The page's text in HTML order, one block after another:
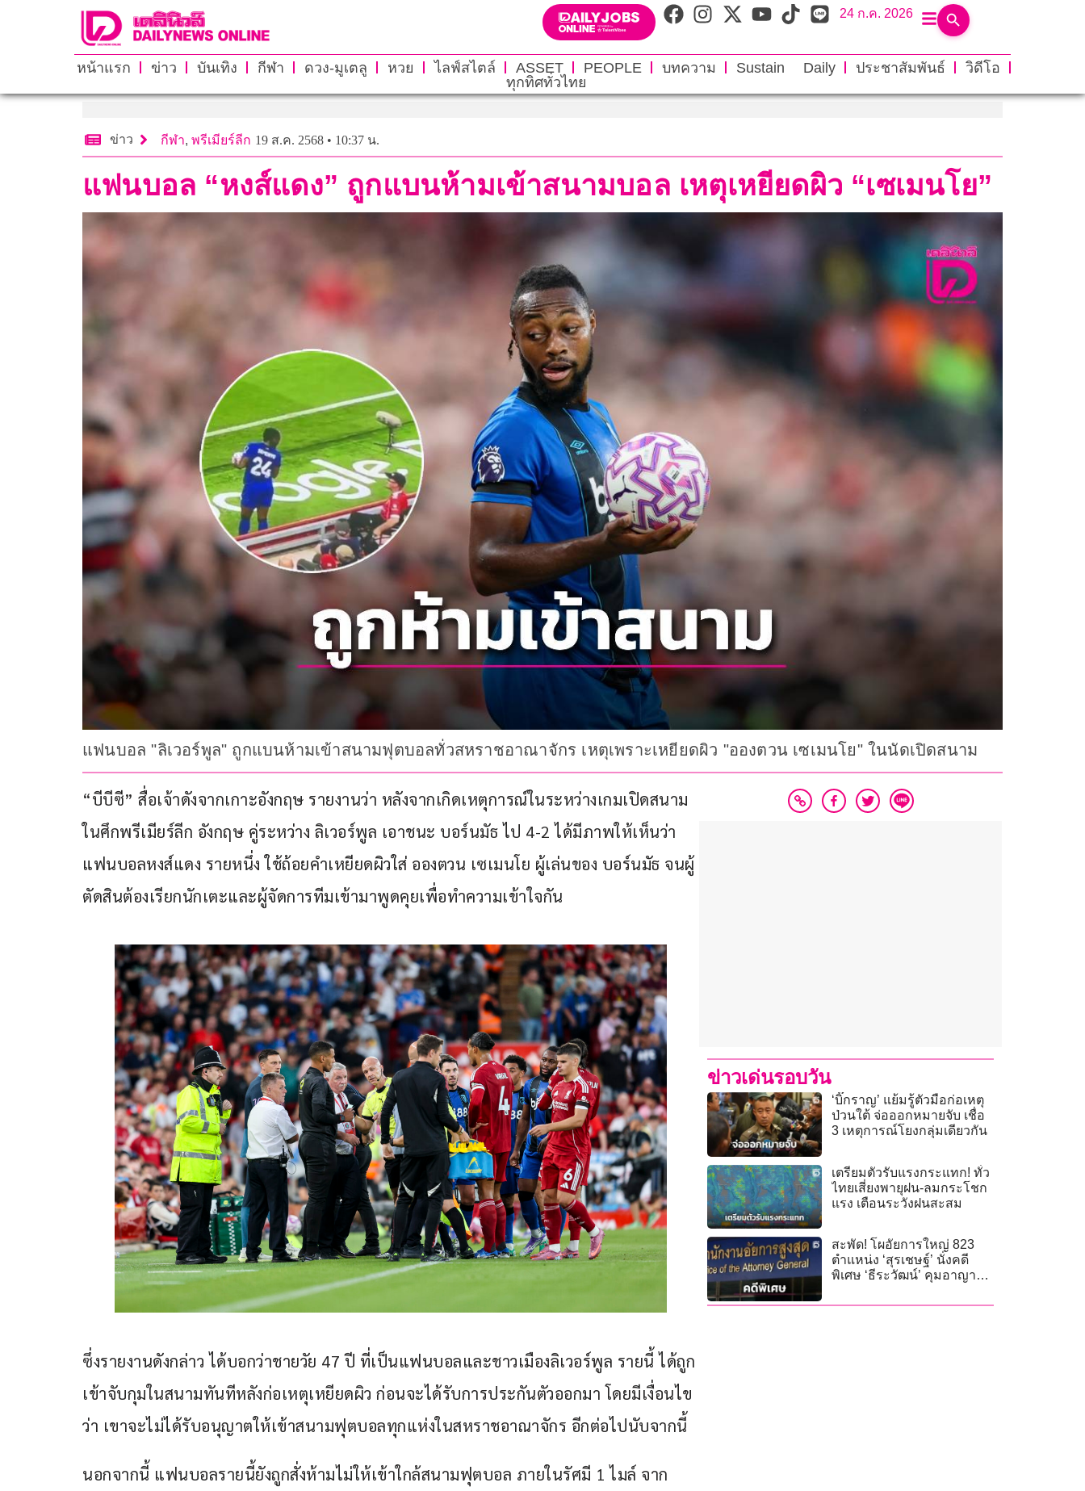
24 ก.ค. 2026
หน้าแรก ข่าว บันเทิง กีฬา ดวง-มูเตลู หวย ไลฟ์สไตล์ ASSET PEOPLE บทความ Sustain Daily ประชาสัมพันธ์
วิดีโอ
ทุกทิศทั่วไทย
ข่าว กีฬา, พรีเมียร์ลีก 19 ส.ค. 2568 • 10:37 น.
แฟนบอล “หงส์แดง” ถูกแบนห้ามเข้าสนามบอล เหตุเหยียดผิว “เซเมนโย”
แฟนบอล "ลิเวอร์พูล" ถูกแบนห้ามเข้าสนามฟุตบอลทั่วสหราชอาณาจักร เหตุเพราะเหยียดผิว "อองตวน เซเมนโย" ในนัดเปิดสนาม
“บีบีซี” สื่อเจ้าดังจากเกาะอังกฤษ รายงานว่า หลังจากเกิดเหตุการณ์ในระหว่างเกมเปิดสนาม
ในศึกพรีเมียร์ลีก อังกฤษ คู่ระหว่าง ลิเวอร์พูล เอาชนะ บอร์นมัธ ไป 4-2 ได้มีภาพให้เห็นว่า
แฟนบอลหงส์แดง รายหนึ่ง ใช้ถ้อยคำเหยียดผิวใส่ อองตวน เซเมนโย ผู้เล่นของ บอร์นมัธ จนผู้
ตัดสินต้องเรียกนักเตะและผู้จัดการทีมเข้ามาพูดคุยเพื่อทำความเข้าใจกัน
ซึ่งรายงานดังกล่าว ได้บอกว่าชายวัย 47 ปี ที่เป็นแฟนบอลและชาวเมืองลิเวอร์พูล รายนี้ ได้ถูก
เข้าจับกุมในสนามทันทีหลังก่อเหตุเหยียดผิว ก่อนจะได้รับการประกันตัวออกมา โดยมีเงื่อนไข
ว่า เขาจะไม่ได้รับอนุญาตให้เข้าสนามฟุตบอลทุกแห่งในสหราชอาณาจักร อีกต่อไปนับจากนี้
นอกจากนี้ แฟนบอลรายนี้ยังถูกสั่งห้ามไม่ให้เข้าใกล้สนามฟุตบอล ภายในรัศมี 1 ไมล์ จาก
ข่าวเด่นรอบวัน
‘บิ๊กราญ’ แย้มรู้ตัวมือก่อเหตุ
ป่วนใต้ จ่อออกหมายจับ เชื่อ
3 เหตุการณ์โยงกลุ่มเดียวกัน
เตรียมตัวรับแรงกระแทก! ทั่ว
ไทยเสี่ยงพายุฝน-ลมกระโชก
แรง เตือนระวังฝนสะสม
สะพัด! โผอัยการใหญ่ 823
ตำแหน่ง ‘สุรเชษฐ์’ นั่งคดี
พิเศษ ‘ธีระวัฒน์’ คุมอาญา
เดิม